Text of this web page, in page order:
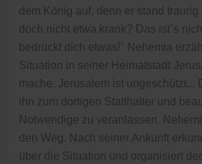
dem König auf, denn er stand
doch nicht etwa krank? Das ist`s
bedrückt dich etwas!" Nehemia
Situation in seiner Heimatstadt
mache. Jerusalem ist ungeschützt...
ihn zum dortigen Statthalter und
Notwendige zu veranlassen.
den Weg. Nach seiner Ankunft
über die Situation und organisiert